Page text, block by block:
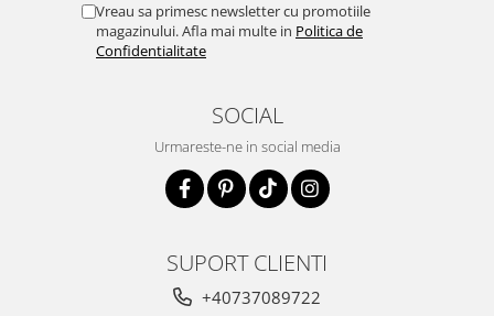
Vreau sa primesc newsletter cu promotiile
magazinului. Afla mai multe in Politica de
Confidentialitate
SOCIAL
Urmareste-ne in social media
SUPORT CLIENTI
+40737089722